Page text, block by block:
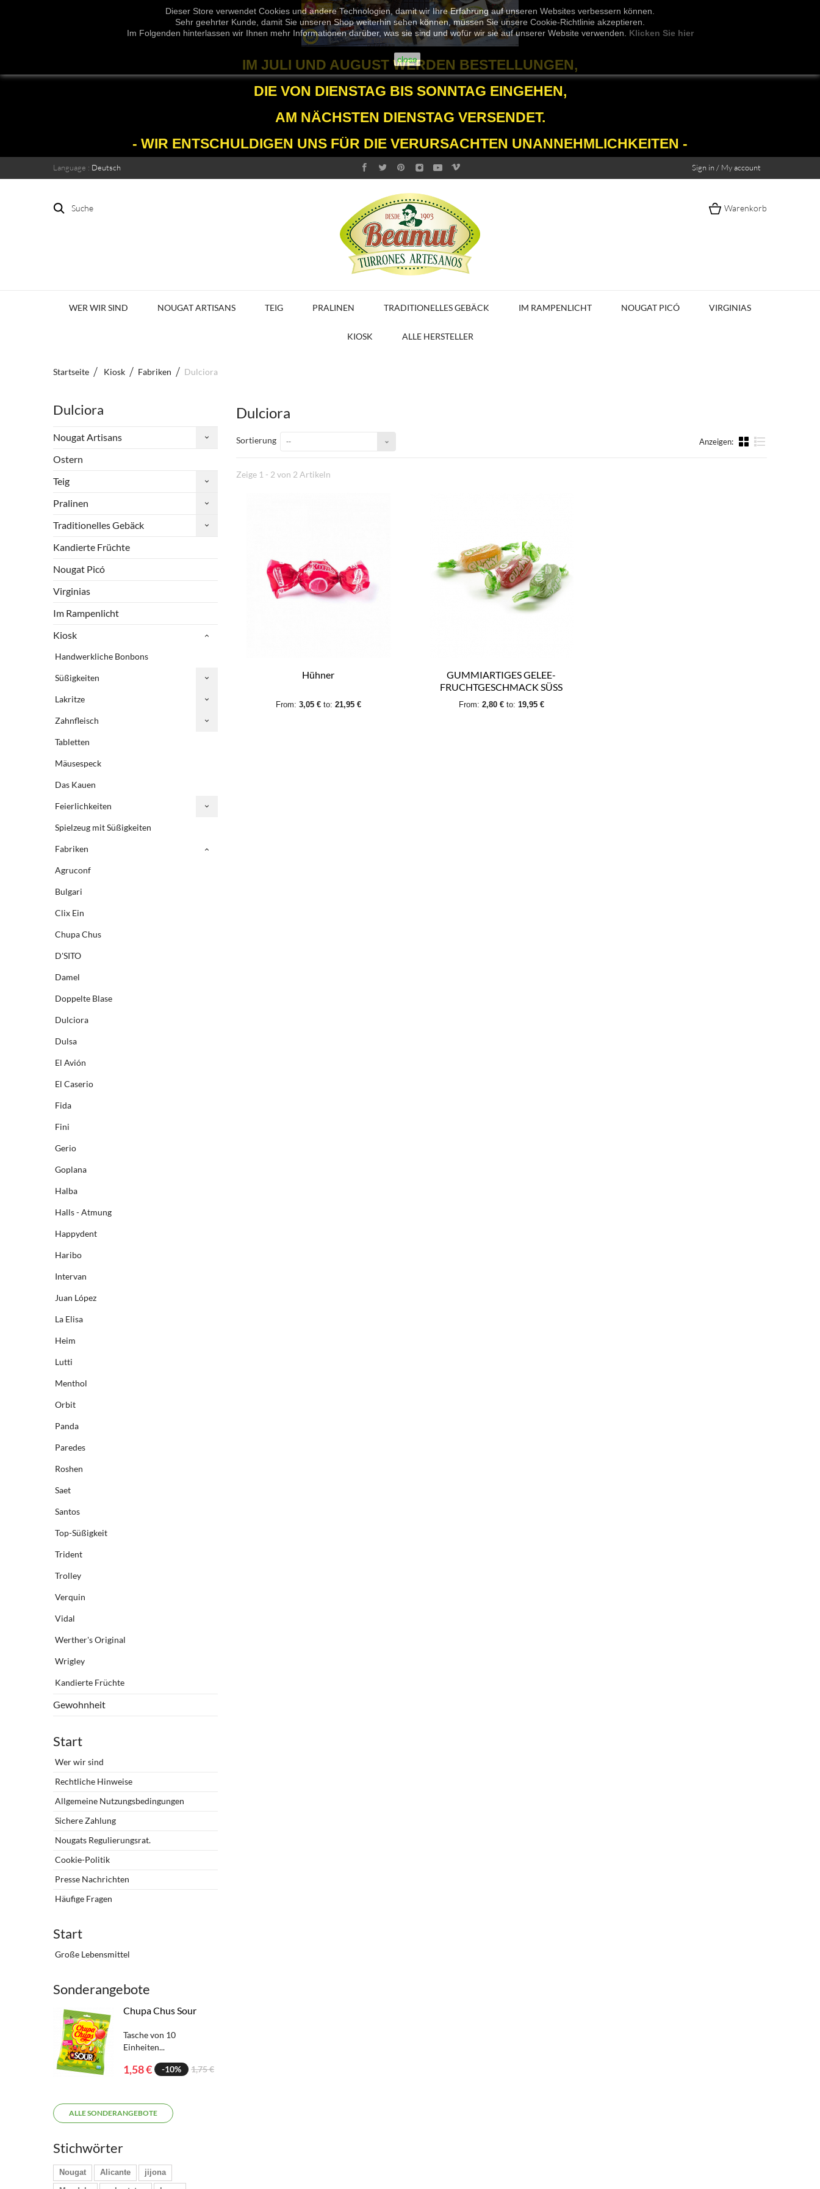
Dieser Store verwendet Cookies und andere Technologien, damit wir Ihre Erfahrung auf unseren Websites verbessern können.
Sehr geehrter Kunde, damit Sie unseren Shop weiterhin sehen können, müssen Sie unsere Cookie-Richtlinie akzeptieren.
Im Folgenden hinterlassen wir Ihnen mehr Informationen darüber, was sie sind und wofür wir sie auf unserer Website verwenden. Klicken Sie hier
close
IM JULI UND AUGUST WERDEN BESTELLUNGEN,
DIE VON DIENSTAG BIS SONNTAG EINGEHEN,
AM NÄCHSTEN DIENSTAG VERSENDET.
- WIR ENTSCHULDIGEN UNS FÜR DIE VERURSACHTEN UNANNEHMLICHKEITEN -
Sign in / My account
Language : Deutsch
Suche Warenkorb
WER WIR SIND NOUGAT ARTISANS TEIG PRALINEN TRADITIONELLES GEBÄCK IM RAMPENLICHT NOUGAT PICÓ VIRGINIAS
KIOSK ALLE HERSTELLER
Startseite Kiosk Fabriken Dulciora
Dulciora
Nougat Artisans
Ostern
Teig
Pralinen
Traditionelles Gebäck
Kandierte Früchte
Nougat Picó
Virginias
Im Rampenlicht
Kiosk
Handwerkliche Bonbons
Süßigkeiten
Lakritze
Zahnfleisch
Tabletten
Mäusespeck
Das Kauen
Feierlichkeiten
Spielzeug mit Süßigkeiten
Fabriken
Agruconf
Bulgari
Clix Ein
Chupa Chus
D'SITO
Damel
Doppelte Blase
Dulciora
Dulsa
El Avión
El Caserio
Fida
Fini
Gerio
Goplana
Halba
Halls - Atmung
Happydent
Haribo
Intervan
Juan López
La Elisa
Heim
Lutti
Menthol
Orbit
Panda
Paredes
Roshen
Saet
Santos
Top-Süßigkeit
Trident
Trolley
Verquin
Vidal
Werther's Original
Wrigley
Kandierte Früchte
Gewohnheit
Start
Wer wir sind
Rechtliche Hinweise
Allgemeine Nutzungsbedingungen
Sichere Zahlung
Nougats Regulierungsrat.
Cookie-Politik
Presse Nachrichten
Häufige Fragen
Start
Große Lebensmittel
Sonderangebote
Chupa Chus Sour
Tasche von 10
Einheiten...
1,58 € -10% 1,75 €
ALLE SONDERANGEBOTE
Stichwörter
Nougat Alicante
jijona
Dulciora
Anzeigen:
Sortierung --
Zeige 1 - 2 von 2 Artikeln
Hühner
From: 3,05 € to: 21,95 €
GUMMIARTIGES GELEE-
FRUCHTGESCHMACK SÜSS
From: 2,80 € to: 19,95 €